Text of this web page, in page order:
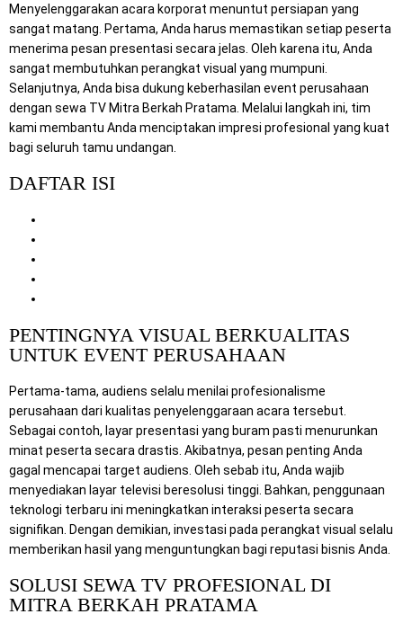
Menyelenggarakan acara korporat menuntut persiapan yang
sangat matang. Pertama, Anda harus memastikan setiap peserta
menerima pesan presentasi secara jelas. Oleh karena itu, Anda
sangat membutuhkan perangkat visual yang mumpuni.
Selanjutnya, Anda bisa dukung keberhasilan event perusahaan
dengan sewa TV Mitra Berkah Pratama. Melalui langkah ini, tim
kami membantu Anda menciptakan impresi profesional yang kuat
bagi seluruh tamu undangan.
DAFTAR ISI
PENTINGNYA VISUAL BERKUALITAS
UNTUK EVENT PERUSAHAAN
Pertama-tama, audiens selalu menilai profesionalisme
perusahaan dari kualitas penyelenggaraan acara tersebut.
Sebagai contoh, layar presentasi yang buram pasti menurunkan
minat peserta secara drastis. Akibatnya, pesan penting Anda
gagal mencapai target audiens. Oleh sebab itu, Anda wajib
menyediakan layar televisi beresolusi tinggi. Bahkan, penggunaan
teknologi terbaru ini meningkatkan interaksi peserta secara
signifikan. Dengan demikian, investasi pada perangkat visual selalu
memberikan hasil yang menguntungkan bagi reputasi bisnis Anda.
SOLUSI SEWA TV PROFESIONAL DI
MITRA BERKAH PRATAMA